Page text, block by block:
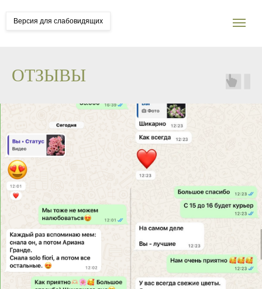
ОТЗЫВЫ
Версия для слабовидящих